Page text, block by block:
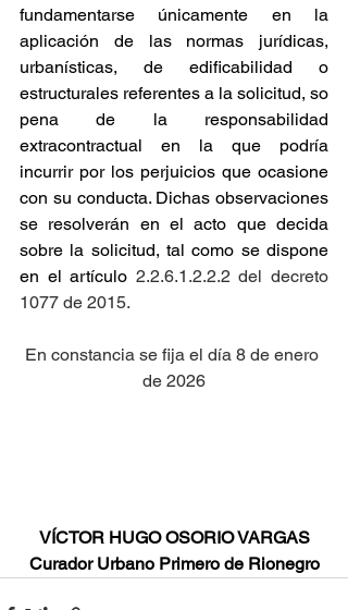
fundamentarse únicamente en la
aplicación de las normas jurídicas,
urbanísticas, de edificabilidad o
estructurales referentes a la solicitud, so
pena de la responsabilidad
extracontractual en la que podría
incurrir por los perjuicios que ocasione
con su conducta. Dichas observaciones
se resolverán en el acto que decida
sobre la solicitud, tal como se dispone
en el artículo 2.2.6.1.2.2.2 del decreto
1077 de 2015.
En constancia se fija el día 8 de enero
de 2026
VÍCTOR HUGO OSORIO VARGAS
Curador Urbano Primero de Rionegro